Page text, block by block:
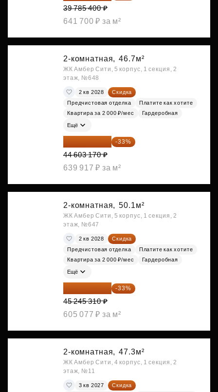
39 785 400 ₽
641 700 ₽ за м²
2-комнатная, 46.7м²
ЖК Амбер Сити, 5 корпус, 1 секция, 2
этаж, №648
2 кв 2028
Скидка
Предчистовая отделка
Платите как хотите
Квартира за 2 000 ₽/мес
Гардеробная
Ещё
29 884 124 ₽ -33%
44 603 170 ₽
639 917 ₽ за м²
2-комнатная, 50.1м²
ЖК Амбер Сити, 5 корпус, 1 секция, 2
этаж, №647
2 кв 2028
Скидка
Предчистовая отделка
Платите как хотите
Квартира за 2 000 ₽/мес
Гардеробная
Ещё
30 314 358 ₽ -33%
45 245 310 ₽
605 077 ₽ за м²
2-комнатная, 47.3м²
ЖК Амбер Сити, 4 корпус, 1 секция, 2
этаж, №11
3 кв 2027
Скидка